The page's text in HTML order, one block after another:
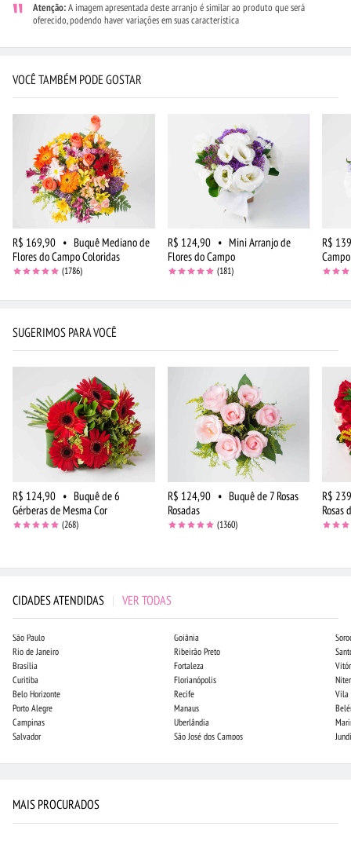
Atenção:A imagem apresentada deste arranjo é similar ao produto que será
oferecido, podendo haver variações em suas característica
VOCÊ TAMBÉM PODE GOSTAR
R$ 169,90 • Buquê Mediano de
Flores do Campo Coloridas
(1786)
R$ 124,90 • Mini Arranjo de
Flores do Campo
(181)
R$
SUGERIMOS PARA VOCÊ
R$ 124,90 • Buquê de 6
Gérberas de Mesma Cor
(268)
R$ 124,90 • Buquê de 7 Rosas
Rosadas
(1360)
R$
Rosas
CIDADES ATENDIDAS | VER TODAS
São Paulo
Rio de Janeiro
Brasília
Curitiba
Belo Horizonte
Porto Alegre
Campinas
Salvador
Goiânia
Ribeirão Preto
Fortaleza
Florianópolis
Recife
Manaus
Uberlândia
São José dos Campos
Vila
MAIS PROCURADOS